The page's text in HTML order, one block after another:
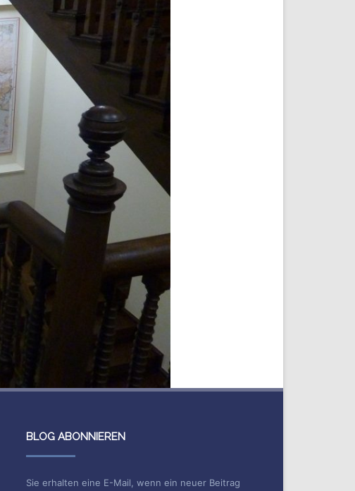
BLOG ABONNIEREN
Sie erhalten eine E-Mail, wenn ein neuer Beitrag